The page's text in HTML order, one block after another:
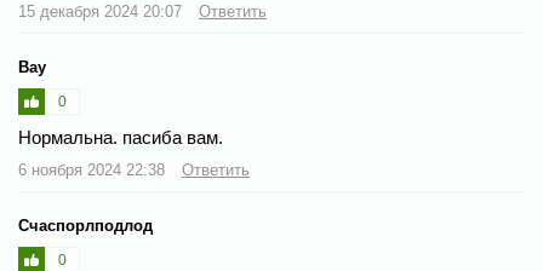
15 декабря 2024 20:07 Ответить
Вау
0
Нормальна. пасиба вам.
6 ноября 2024 22:38 Ответить
Счаспорлподлод
0